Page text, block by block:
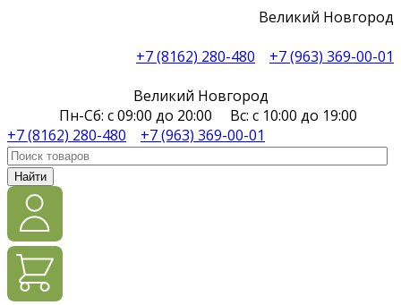
Великий Новгород
+7 (8162) 280-480
+7 (963) 369-00-01
Великий Новгород
Пн-Сб: с 09:00 до 20:00 Вс: с 10:00 до 19:00
+7 (8162) 280-480
+7 (963) 369-00-01
Найти